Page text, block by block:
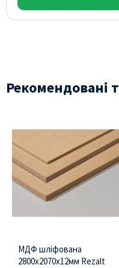
Рекомендовані
МДФ шліфована
2800х2070х12мм Rezalt